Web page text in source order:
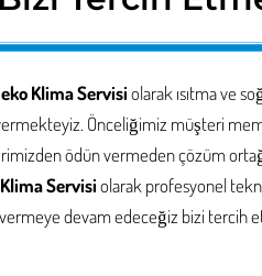
Klima Servisiolarak ısıtma ve
Önceliğimiz müşteri
ödün vermeden çözüm
Servisiolarakprofesyonel
devam edeceğiz bizi tercih